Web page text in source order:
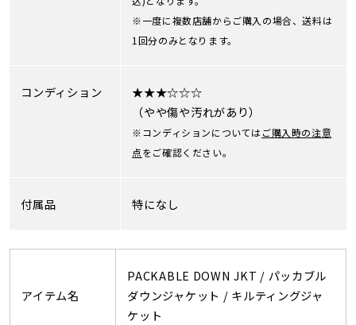
※一度に複数店舗からご購入の場合、送料は
1回分のみとなります。
コンディション
★★★☆☆☆
（やや傷や汚れがあり）
※コンディションについてはご購入時の注意
点をご確認ください。
付属品 特になし
アイテム名
PACKABLE DOWN JKT / パッカブル
ダウンジャケット / キルティングジャ
ケット